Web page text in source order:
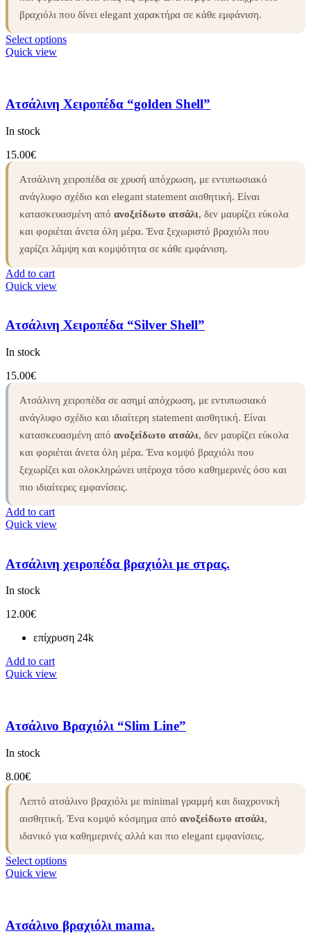
βραχιόλι που δίνει elegant χαρακτήρα σε κάθε εμφάνιση.
Select options
Quick view
Ατσάλινη Χειροπέδα “golden Shell”
In stock
15.00€
Ατσάλινη χειροπέδα σε χρυσή απόχρωση, με εντυπωσιακό
ανάγλυφο σχέδιο και elegant statement αισθητική. Είναι
κατασκευασμένη από ανοξείδωτο ατσάλι, δεν μαυρίζει εύκολα
και φοριέται άνετα όλη μέρα. Ένα ξεχωριστό βραχιόλι που
χαρίζει λάμψη και κομψότητα σε κάθε εμφάνιση.
Add to cart
Quick view
Ατσάλινη Χειροπέδα “Silver Shell”
In stock
15.00€
Ατσάλινη χειροπέδα σε ασημί απόχρωση, με εντυπωσιακό
ανάγλυφο σχέδιο και ιδιαίτερη statement αισθητική. Είναι
κατασκευασμένη από ανοξείδωτο ατσάλι, δεν μαυρίζει εύκολα
και φοριέται άνετα όλη μέρα. Ένα κομψό βραχιόλι που
ξεχωρίζει και ολοκληρώνει υπέροχα τόσο καθημερινές όσο και
πιο ιδιαίτερες εμφανίσεις.
Add to cart
Quick view
Ατσάλινη χειροπέδα βραχιόλι με στρας.
In stock
12.00€
επίχρυση 24k
Add to cart
Quick view
Ατσάλινο Βραχιόλι “Slim Line”
In stock
8.00€
Λεπτό ατσάλινο βραχιόλι με minimal γραμμή και διαχρονική
αισθητική. Ένα κομψό κόσμημα από ανοξείδωτο ατσάλι,
ιδανικό για καθημερινές αλλά και πιο elegant εμφανίσεις.
Select options
Quick view
Ατσάλινο βραχιόλι mama.